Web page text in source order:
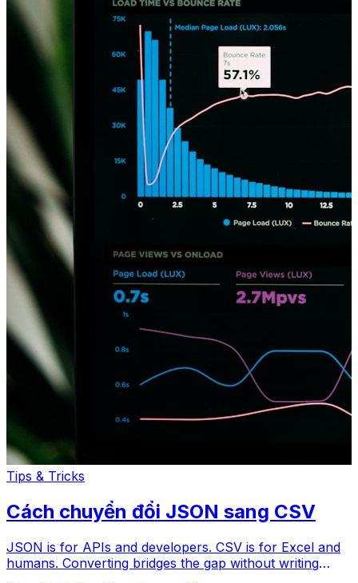
Tips & Tricks
Cách chuyển đổi JSON sang CSV
JSON is for APIs and developers. CSV is for Excel and
humans. Converting bridges the gap without writing